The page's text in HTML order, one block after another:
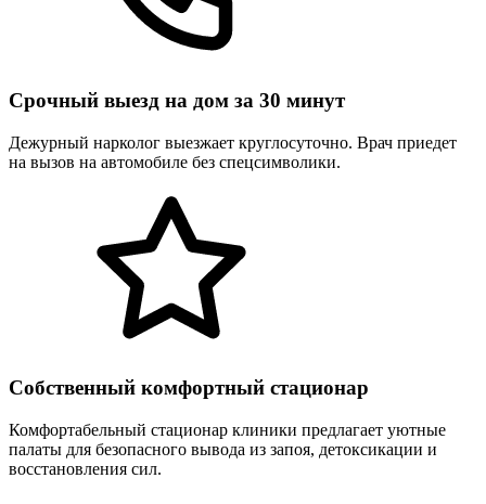
Срочный выезд на дом за 30 минут
Дежурный нарколог выезжает круглосуточно. Врач приедет
на вызов на автомобиле без спецсимволики.
Собственный комфортный стационар
Комфортабельный стационар клиники предлагает уютные
палаты для безопасного вывода из запоя, детоксикации и
восстановления сил.